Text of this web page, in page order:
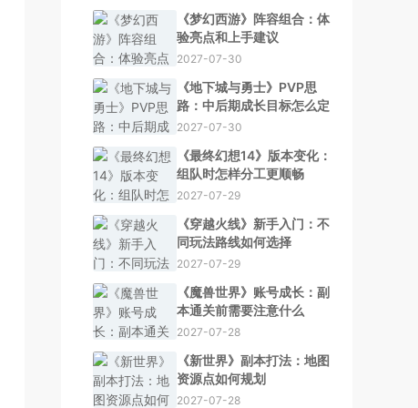
《梦幻西游》阵容组合：体
验亮点和上手建议
2027-07-30
《地下城与勇士》PVP思
路：中后期成长目标怎么定
2027-07-30
《最终幻想14》版本变化：
组队时怎样分工更顺畅
2027-07-29
《穿越火线》新手入门：不
同玩法路线如何选择
2027-07-29
《魔兽世界》账号成长：副
本通关前需要注意什么
2027-07-28
《新世界》副本打法：地图
资源点如何规划
2027-07-28